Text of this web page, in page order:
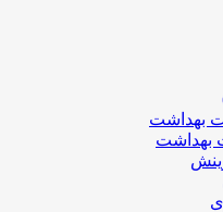
بهداشت
بهداشت